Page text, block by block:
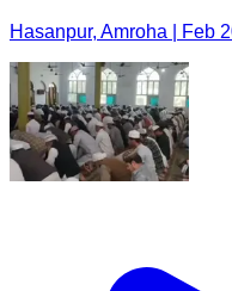
Hasanpur, Amroha | Feb